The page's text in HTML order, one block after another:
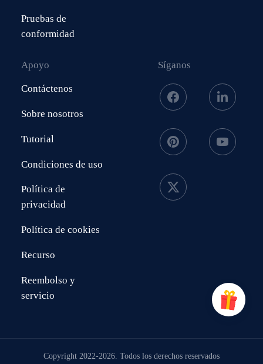
Pruebas de
conformidad
Apoyo
Contáctenos
Sobre nosotros
Tutorial
Condiciones de uso
Política de
privacidad
Política de cookies
Recurso
Reembolso y
servicio
Síganos
Copyright 2022-2026. Todos los derechos reservados